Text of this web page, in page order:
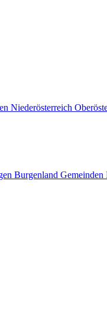
Niederösterreich
Burgenland Gemeinden